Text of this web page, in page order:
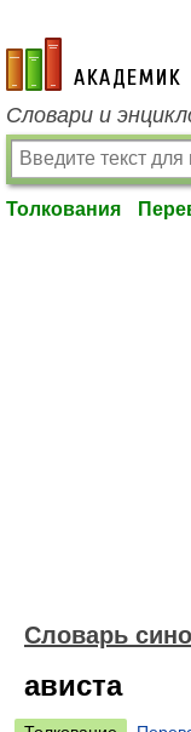
academic.ru
Словари и
Толкования
Словарь
ависта